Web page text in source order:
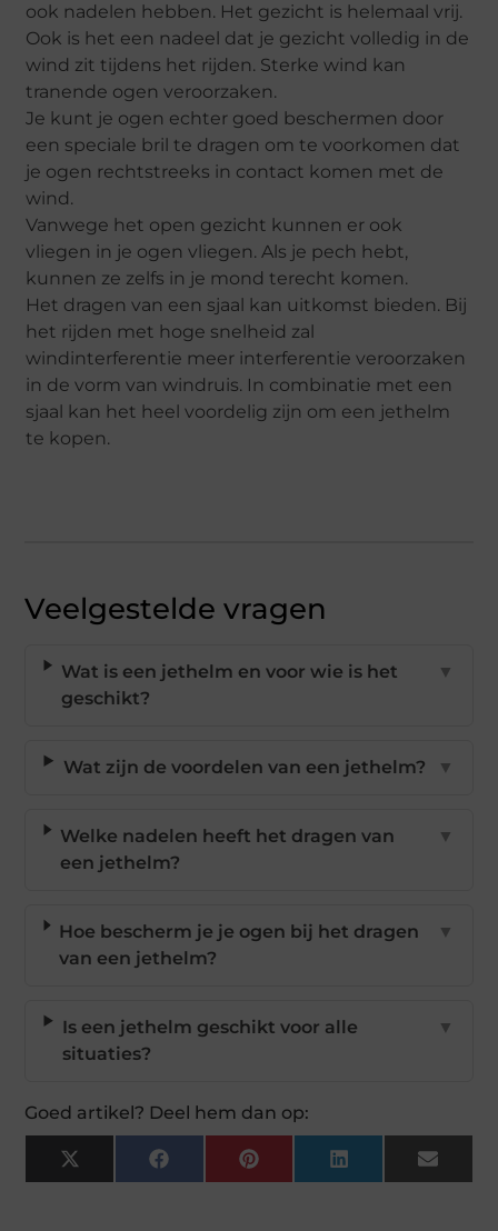
ook nadelen hebben. Het gezicht is helemaal vrij.
Ook is het een nadeel dat je gezicht volledig in de
wind zit tijdens het rijden. Sterke wind kan
tranende ogen veroorzaken.
Je kunt je ogen echter goed beschermen door
een speciale bril te dragen om te voorkomen dat
je ogen rechtstreeks in contact komen met de
wind.
Vanwege het open gezicht kunnen er ook
vliegen in je ogen vliegen. Als je pech hebt,
kunnen ze zelfs in je mond terecht komen.
Het dragen van een sjaal kan uitkomst bieden. Bij
het rijden met hoge snelheid zal
windinterferentie meer interferentie veroorzaken
in de vorm van windruis. In combinatie met een
sjaal kan het heel voordelig zijn om een jethelm
te kopen.
Veelgestelde vragen
Wat is een jethelm en voor wie is het
geschikt?
▼
Wat zijn de voordelen van een jethelm? ▼
Welke nadelen heeft het dragen van
een jethelm?
▼
Hoe bescherm je je ogen bij het dragen
van een jethelm?
▼
Is een jethelm geschikt voor alle
situaties?
▼
Goed artikel? Deel hem dan op:
X
(Twitter)
FacebookPinterestLinkedIn Email